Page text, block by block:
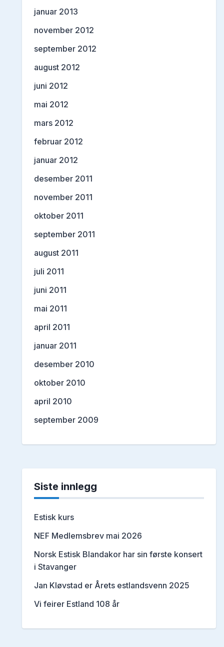
januar 2013
november 2012
september 2012
august 2012
juni 2012
mai 2012
mars 2012
februar 2012
januar 2012
desember 2011
november 2011
oktober 2011
september 2011
august 2011
juli 2011
juni 2011
mai 2011
april 2011
januar 2011
desember 2010
oktober 2010
april 2010
september 2009
Siste innlegg
Estisk kurs
NEF Medlemsbrev mai 2026
Norsk Estisk Blandakor har sin første konsert
i Stavanger
Jan Kløvstad er Årets estlandsvenn 2025
Vi feirer Estland 108 år